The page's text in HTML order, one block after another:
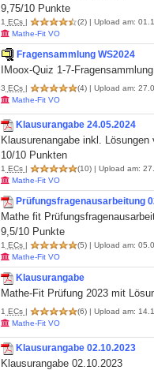
9,75/10 Punkte
1 ECs | (2) | Upload am:
Mathe-Fit VO
Fragensammlung WS2024
IMoox-Quiz 1-7-Fragensammlung
3 ECs | (4) | Upload am:
Mathe-Fit VO
Klausurangabe 24.05.2024
Klausurenangabe inkl. Lösungen
10/10 Punkten
1 ECs | (10) | Upload am:
Mathe-Fit VO
Prüfungsfragenausarbeitung
Mathe fit
9,5/10 Punkte
1 ECs | (5) | Upload am:
Mathe-Fit VO
Klausurangabe
Mathe-Fit Prüfung 2023 mit
1 ECs | (6) | Upload am:
Mathe-Fit VO
Klausurangabe 02.10.2023
Klausurangabe 02.10.2023